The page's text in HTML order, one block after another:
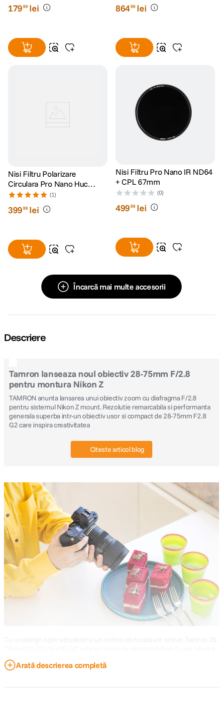
17999 lei 86499 lei
Nisi Filtru Polarizare
Circulara Pro Nano Huc
67mm
(1)
39999 lei
Nisi Filtru Pro Nano IR ND64
+ CPL 67mm
(0)
49999 lei
Încarcă mai multe accesorii
Descriere
Tamron lanseaza noul obiectiv 28-75mm F/2.8
pentru montura Nikon Z
TAMRON anunta lansarea unui obiectiv zoom cu diafragma F/2.8
pentru sistemul Nikon Z mount. Rezolutie remarcabila si performanta
generala superba intr-un obiectiv usor si compact de 28-75mm F2.8
G2 care inspira creativitatea
Citeste articol blog
gama versatila de focale si o diafragma maxima luminoasa de f/2,8. Optica
reinnoita ofera o rezolutie mai mare si o claritate imbunatatita fata de
Arată descrierea completă